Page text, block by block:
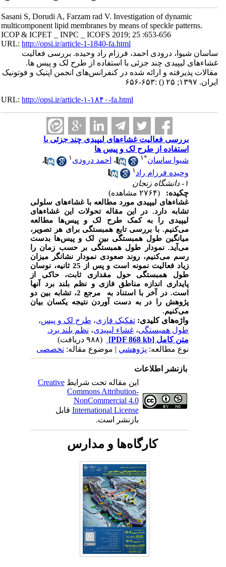
Sasani S, Dorudi A, Farzam rad V. Investigation of dynamic
multicomponent lipid membranes by means of speckle patterns.
ICOP & ICPET _ INPC _ ICOFS 2019; 25 :653-656
URL:http://opsi.ir/article-1-1840-fa.html
ساسان شیوا، درودی احمد، فرزام راد وحیده. بررسی فعالیت
غشاءهای لیپیدی چند جزئی با استفاده از طرح لک و پیس ها.
مقالات پذیرفته و ارائه شده در کنفرانس‌های انجمن اپتیک و فوتونیک
ایران. ۱۳۹۷; ۲۵
() :۶۵۳-۶۵۶
URL:http://opsi.ir/article-۱-۱۸۴۰-fa.html
بررسی فعالیت غشاءهای لیپیدی چند جزئی با
استفاده از طرح لک و پیس ها
شیوا ساسان *۱ ،احمد درودی۱
،
وحیده فرزام راد ۱
چکیده:
غشاءهای لیپیدی مورد مطالعهبا غشاءهای سلولی
تشابه دارد.در این مقاله تحولات این غشاءهای
لیپیدی را به کمک طرح لک و پیسها مطالعه
میکنیم. با بررسی تابع همبستگی برای هر تصویر،
میانگین طول همبستگی بین لک و پیسها بدست
میآید. نمودار طول همبستگی بر حسب زمان را
رسم میکنیم، روند صعودی نمودار نشانگر میزان
زیاد فعالیت نمونه است و پس از 25 ثانیه، نوسان
طول همبستگی حول مقداری ثابت، حاکی از
پایداری اندازه مناطق فازی و نظم بلند برد آنها
است. در آخر با استناد به مرجع 2، تشابه بین دو
پژوهش را در به دست آوردن نتیجه یکسان بیان
میکنیم.
واژه‌های کلیدی:تفکیک فازی،طرح لک و پیس،
طول همبستگی،غشاء لیپیدی،نظم بلند برد.
متن کامل[PDF 868 kb]
نوع مطالعه:پژوهشي| موضوع مقاله:تخصصی
بازنشر اطلاعات
این مقاله تحت شرایطCreative
Commons Attribution-
NonCommercial 4.0
International Licenseقابل
بازنشر است.
کارگاه‌ها و مدارس